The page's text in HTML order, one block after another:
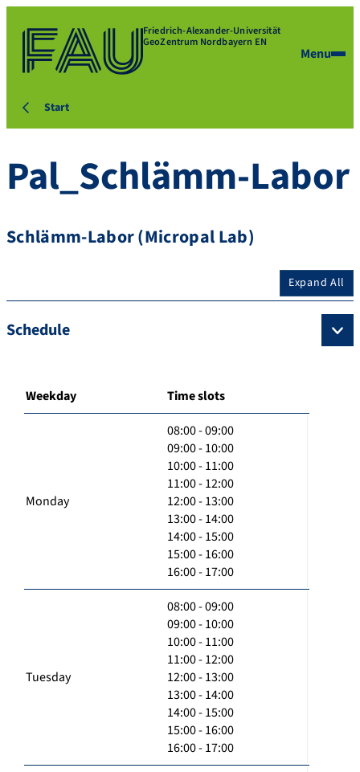
Friedrich-Alexander-Universität
GeoZentrum Nordbayern EN
Menu
Start
Pal_Schlämm-Labor
Schlämm-Labor (Micropal Lab)
Expand All
Schedule
Weekday Time slots
Monday
08:00 - 09:00
09:00 - 10:00
10:00 - 11:00
11:00 - 12:00
12:00 - 13:00
13:00 - 14:00
14:00 - 15:00
15:00 - 16:00
16:00 - 17:00
Tuesday
08:00 - 09:00
09:00 - 10:00
10:00 - 11:00
11:00 - 12:00
12:00 - 13:00
13:00 - 14:00
14:00 - 15:00
15:00 - 16:00
16:00 - 17:00